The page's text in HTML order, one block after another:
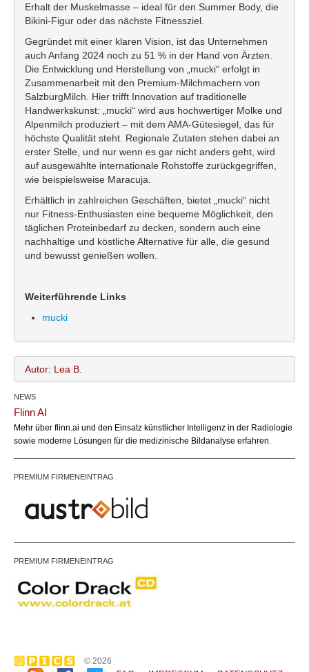
Erhalt der Muskelmasse – ideal für den Summer Body, die
Bikini-Figur oder das nächste Fitnessziel.
Gegründet mit einer klaren Vision, ist das Unternehmen
auch Anfang 2024 noch zu 51 % in der Hand von Ärzten.
Die Entwicklung und Herstellung von „mucki“ erfolgt in
Zusammenarbeit mit den Premium-Milchmachern von
SalzburgMilch. Hier trifft Innovation auf traditionelle
Handwerkskunst: „mucki“ wird aus hochwertiger Molke und
Alpenmilch produziert – mit dem AMA-Gütesiegel, das für
höchste Qualität steht. Regionale Zutaten stehen dabei an
erster Stelle, und nur wenn es gar nicht anders geht, wird
auf ausgewählte internationale Rohstoffe zurückgegriffen,
wie beispielsweise Maracuja.
Erhältlich in zahlreichen Geschäften, bietet „mucki“ nicht
nur Fitness-Enthusiasten eine bequeme Möglichkeit, den
täglichen Proteinbedarf zu decken, sondern auch eine
nachhaltige und köstliche Alternative für alle, die gesund
und bewusst genießen wollen.
Weiterführende Links
mucki
Autor: Lea B.
NEWS
Flinn AI
Mehr über flinn.ai und den Einsatz künstlicher Intelligenz in der Radiologie
sowie moderne Lösungen für die medizinische Bildanalyse erfahren.
PREMIUM FIRMENEINTRAG
PREMIUM FIRMENEINTRAG
© 2026